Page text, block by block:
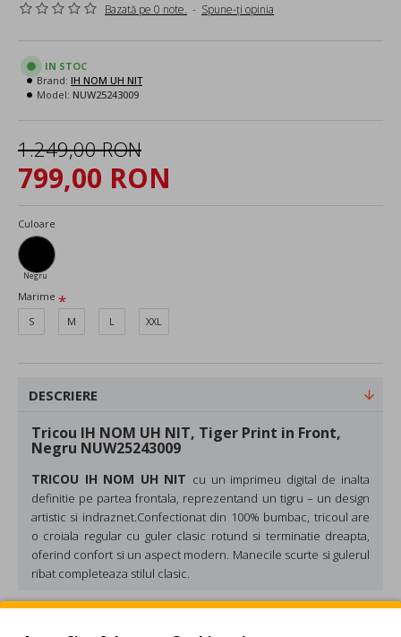
Bazată pe 0 note. - Spune-ţi opinia
799,00 RON
1.249,00 RON
IN STOC
Brand: IH NOM UH NIT
Model: NUW25243009
Culoare
Negru
Marime
S
M L XXL
DESCRIERE
Tricou IH NOM UH NIT, Tiger Print in Front,
Negru NUW25243009
TRICOU IH NOM UH NIT cu un imprimeu digital de inalta
definitie pe partea frontala, reprezentand un tigru – un design
artistic si indraznet. Confectionat din 100% bumbac, tricoul are
o croiala regularcu guler clasic rotund si terminatie dreapta
oferind confort si un aspect modern. Manecile scurte si gulerul
ribat completeaza stilul clasic.
Compozitie: Bumbac